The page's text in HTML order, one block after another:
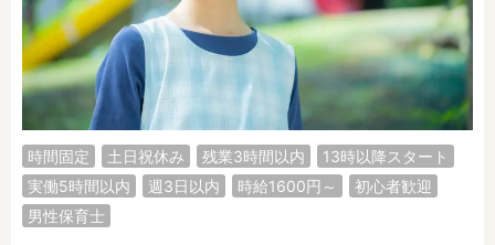
時間固定 土日祝休み 残業3時間以内
13時以降スタート
実働5時間以内
週3日以内 時給1600円～
初心者歓迎
男性保育士
放課後児童支援員
学童スタッフ
栄養士
調理師
調理補助
看護師
保育事務
その他
施設形態
公立保育園
私立認可保育園
認定こども園